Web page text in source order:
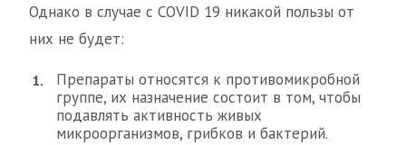
Однако в случае с COVID 19 никакой пользы от
них не будет:
Препараты относятся к противомикробной
группе, их назначение состоит в том, чтобы
подавлять активность живых
микроорганизмов, грибков и бактерий.